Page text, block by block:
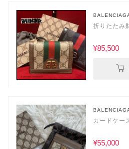
折りたたみ
¥85,500
カードケー
¥55,000